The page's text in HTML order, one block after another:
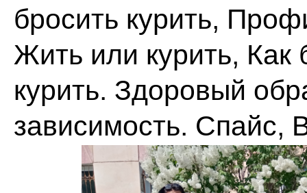
бросить курить,
Жить или курить, Как
курить. Здоровый
зависимость. Спайс,